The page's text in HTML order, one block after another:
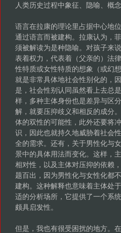
人类历史过程中象征、隐喻、概
语言在拉康的理论里占据中心地
通过语言而被建构。拉康认为，
须被解读为是种隐喻。对孩子来
表着权力，代表着（父亲的）法
性特质或女性特质的想象（或幻
就是非常具体地社会性别化的，
是，社会性别认同虽然看上去总
样，多种主体身份也是差异与区
解，就要压抑歧义和相反的成分
体的双性的可能性，此外还要将
识，因此也就持久地威胁着社会
全的需求。还有，关于男性化与
景中的具体用法而变化。这样，
相对性，以及主体对压抑的依赖
题百出，因为男性化与女性化都
建构。这种解释也意味着主体处
适的分析场所，它提供了一个系
颇具启发性。
但是，我也有很受困扰的地方。